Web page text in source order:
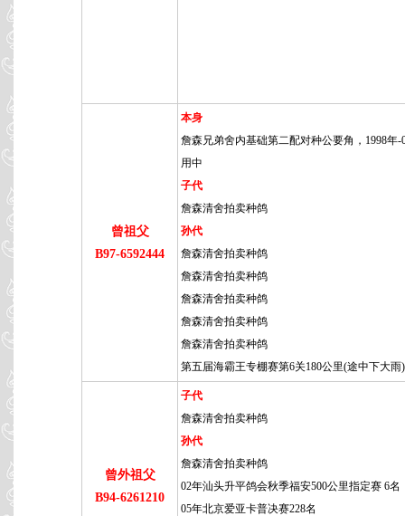
曾祖父
B97-6592444
本身
詹森兄弟舍内基础第二配对种公要角，1998年-
用中
子代
詹森清舍拍卖种鸽
孙代
詹森清舍拍卖种鸽
詹森清舍拍卖种鸽
詹森清舍拍卖种鸽
詹森清舍拍卖种鸽
詹森清舍拍卖种鸽
第五届海霸王专棚赛第6关180公里(途中下大雨
曾外祖父
B94-6261210
子代
詹森清舍拍卖种鸽
孙代
詹森清舍拍卖种鸽
02年汕头升平鸽会秋季福安500公里指定赛 6名
05年北京爱亚卡普决赛228名